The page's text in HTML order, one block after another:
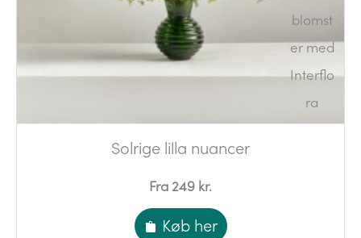
Solrige lilla nuancer
Fra 249 kr.
Køb her